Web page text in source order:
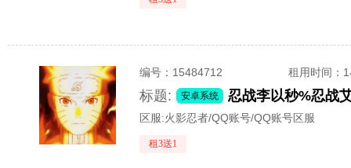
编号： 15484712 租用时间 ：
标题: 安卓系统 忍战李以秒%忍战
区服:火影忍者/QQ账号/QQ账号区服
租3送1